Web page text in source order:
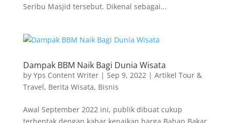
Seribu Masjid tersebut. Dikenal sebagai...
Dampak BBM Naik Bagi Dunia Wisata
by Yps Content Writer| Sep 9, 2022| Artikel Tour &
Travel, Berita Wisata, Bisnis
Awal September 2022 ini, publik dibuat cukup